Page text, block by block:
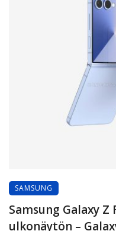
SAMSUNG
Samsung Galaxy Z
ulkonäytön –